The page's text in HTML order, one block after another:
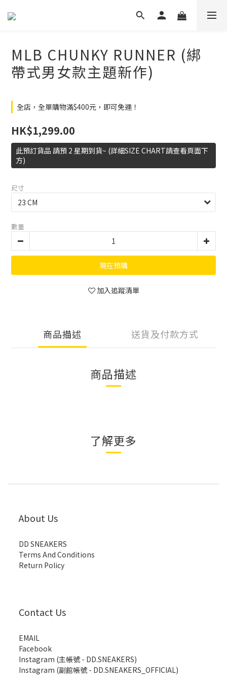
MLB CHUNKY RUNNER (綁
帶式男女款主題新作)
全店，全單購物滿$400元，即可免運！
HK$1,299.00
此預訂貨品 請預 2 星期到貨~ (詳細SIZE CHART請查看頁面下
方)
尺寸
數量
現在預購
加入追蹤清單
商品描述 送貨及付款方式
商品描述
了解更多
About Us
DD SNEAKERS
Terms And Conditions
Return Policy
Contact Us
EMAIL
Facebook
Instagram (主帳號 - DD.SNEAKERS)
Instagram (副館帳號 - DD.SNEAKERS_OFFICIAL)